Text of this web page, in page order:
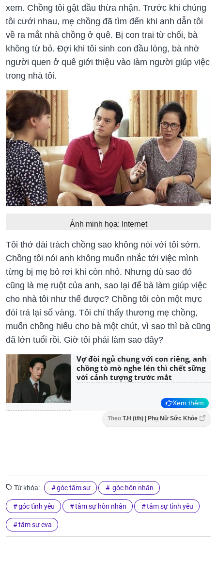
xem. Chồng tôi gật đầu thừa nhận. Trước khi chúng
tôi cưới nhau, mẹ chồng đã tìm đến khi anh dẫn tôi
về ra mắt nhà chồng ở quê. Bị con trai từ chối, bà
không từ bỏ. Đợi khi tôi sinh con đầu lòng, bà nhờ
người quen ở quê giới thiệu vào làm người giúp việc
trong nhà tôi.
Ảnh minh họa: Internet
Tôi thở dài trách chồng sao không nói với tôi sớm.
Chồng tôi nói anh không muốn nhắc tới việc mình
từng bị mẹ bỏ rơi khi còn nhỏ. Nhưng dù sao đó
cũng là mẹ ruột của anh, sao lại để bà làm giúp việc
cho nhà tôi như thế được? Chồng tôi còn một mực
đòi trả lại số vàng. Tôi chỉ thấy thương mẹ chồng,
muốn chồng hiểu cho bà một chút, vì sao thì bà cũng
đã lớn tuổi rồi. Giờ tôi phải làm sao đây?
Vợ đòi ngủ chung với con riêng, anh
chồng tò mò nghe lén thì chết sững
với cảnh tượng trước mắt
Xem thêm
Theo T.H (t/h) | Phụ Nữ Sức Khỏe
Từ khóa: góc tâm sự góc hôn nhân
góc tình yêu tâm sự hôn nhân tâm sự tình yêu
tâm sự eva